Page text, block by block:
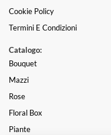
Cookie Policy
Termini E Condizioni
Catalogo:
Bouquet
Mazzi
Rose
Floral Box
Piante